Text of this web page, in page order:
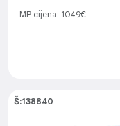
MP cijena: 1049€
Š:138840